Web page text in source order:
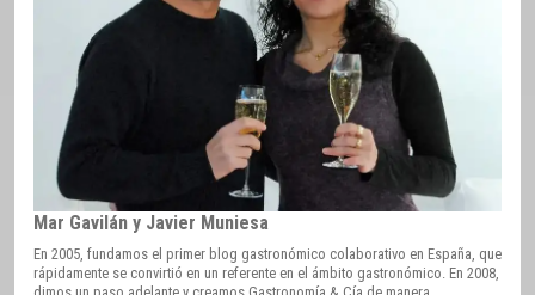
Mar Gavilán y Javier Muniesa
En 2005, fundamos el primer blog gastronómico colaborativo en España, que
rápidamente se convirtió en un referente en el ámbito gastronómico. En 2008,